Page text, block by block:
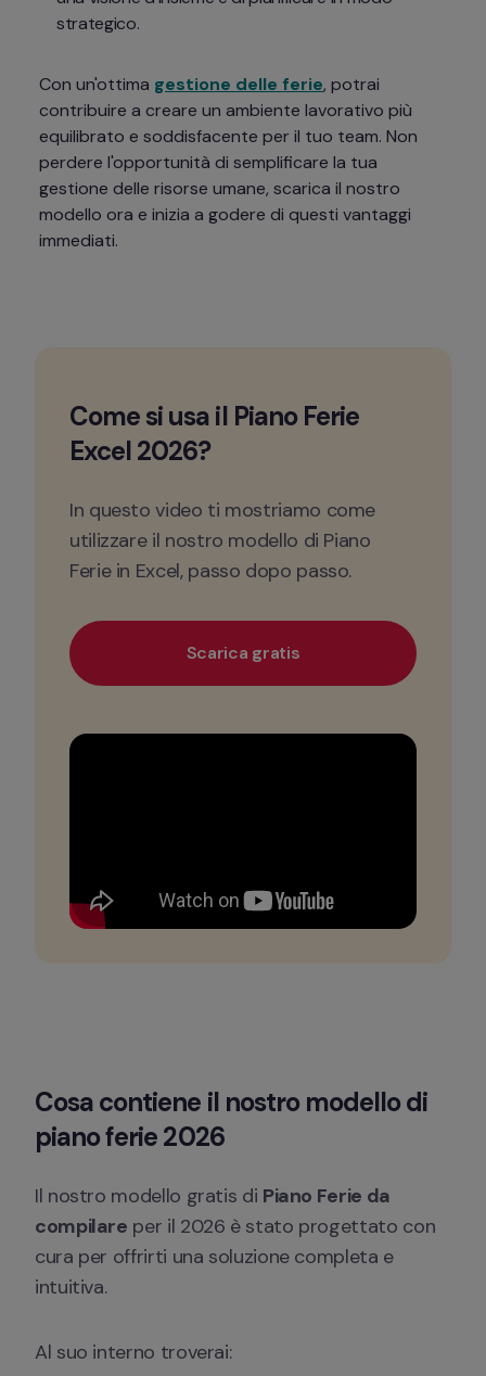
strategico.
Con un'ottima gestione delle ferie, potrai
contribuire a creare un ambiente lavorativo più
equilibrato e soddisfacente per il tuo team. Non
perdere l'opportunità di semplificare la tua
gestione delle risorse umane, scarica il nostro
modello ora e inizia a godere di questi vantaggi
immediati.
Come si usa il Piano Ferie
Excel 2026?
In questo video ti mostriamo come
utilizzare il nostro modello di Piano
Ferie in Excel, passo dopo passo.
Scarica gratis
Cosa contiene il nostro modello di
piano ferie 2026
Il nostro modello gratis di Piano Ferie da
compilare per il 2026 è stato progettato con
cura per offrirti una soluzione completa e
intuitiva.
Al suo interno troverai: